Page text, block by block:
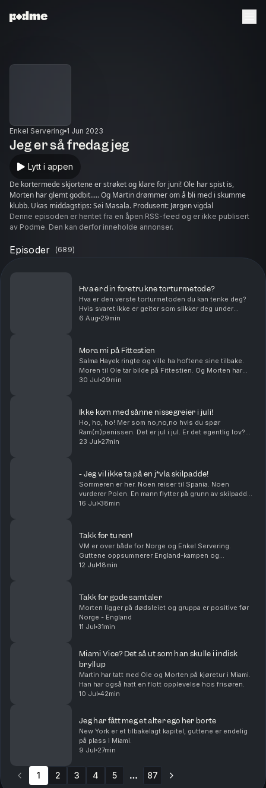
Enkel Servering 1 Jun 2023
Jeg er så fredag jeg
Lytt i appen
De kortermede skjortene er strøket og klare for juni! Ole har spist is,
Morten har glemt godbit..... Og Martin drømmer om å bli med i skumme
klubb. Ukas middagstips: Sei Masala. Produsent: Jørgen vigdal
Denne episoden er hentet fra en åpen RSS-feed og er ikke publisert
av Podme. Den kan derfor inneholde annonser.
Episoder (689)
Hva er din foretrukne torturmetode?
Hva er den verste torturmetoden du kan tenke deg?
Hvis svaret ikke er geiter som slikker deg under
føttene, har du ikke hørt denne episoden enda. Kan
6 Aug 29min
Mora mi på Fittestien
Salma Hayek ringte og ville ha hoftene sine tilbake.
Moren til Ole tar bilde på Fittestien. Og Morten har
visst en greie med å krangle med dyr. Middagstips:
30 Jul 29min
Ikke kom med sånne nissegreier i juli!
Ho, ho, ho! Mer som no,no,no hvis du spør
Ram(m)penissen. Det er jul i jul. Er det egentlig lov?
Hvilken sunn matrett vil du egentlig at skal smake
23 Jul 27min
- Jeg vil ikke ta på en j*vla skilpadde!
Sommeren er her. Noen reiser til Spania. Noen
vurderer Polen. En mann flytter på grunn av skilpadder.
Livet tar folk i forskjellige retninger.Middagstips:
16 Jul 38min
Takk for turen!
VM er over både for Norge og Enkel Servering.
Guttene oppsummerer England-kampen og
mesterskapet. Takk for følget!
12 Jul 18min
Takk for gode samtaler
Morten ligger på dødsleiet og gruppa er positive før
Norge - England
11 Jul 31min
Miami Vice? Det så ut som han skulle i indisk
bryllup
Martin har tatt med Ole og Morten på kjøretur i Miami.
Han har også hatt en flott opplevelse hos frisøren.
10 Jul 42min
Jeg har fått meg et alter ego her borte
New York er et tilbakelagt kapitel, guttene er endelig
på plass i Miami.
9 Jul 27min
1 2 3 4 5 87